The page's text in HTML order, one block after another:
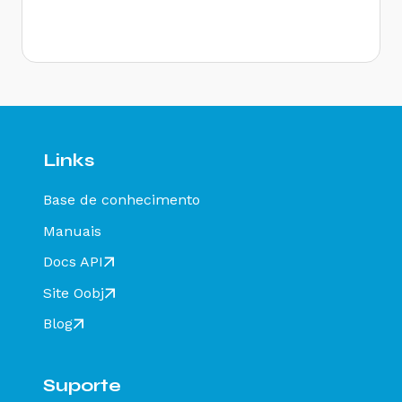
diferente de CT-e EMITIDO EM AMBIENTE DE
HOMOLOGACAO - SEM VALOR FISCAL - Como
Rejeição 649: CT-e emitido em ambiente de
diferente de CT-E EMITIDO EM AMBIENTE DE
resolver?
Rejeição 211: IE do substituto inválida - Como
- Como resolver?
Links
Base de conhecimento
Manuais
Docs API
Site Oobj
Blog
Suporte